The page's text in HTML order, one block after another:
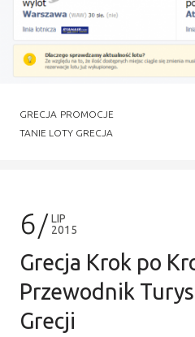
GRECJA PROMOCJE
TANIE LOTY GRECJA
6
LIP
2015
Grecja Krok po
Przewodnik
Grecji